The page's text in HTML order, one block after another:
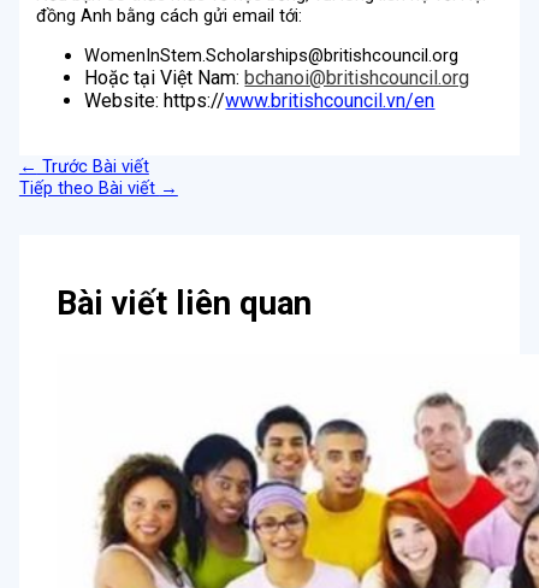
đồng Anh bằng cách gửi email tới:
WomenInStem.Scholarships@britishcouncil.org
Hoặc tại Việt Nam:bchanoi@britishcouncil.org
Website: https://www.britishcouncil.vn/en
← Trước Bài viết
Tiếp theo Bài viết →
Bài viết liên quan